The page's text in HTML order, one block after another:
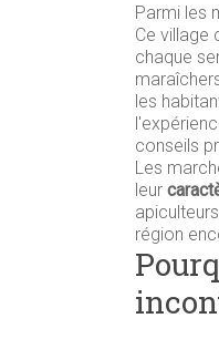
Parmi les
Ce village
chaque
les
conseils
Les
leur
région